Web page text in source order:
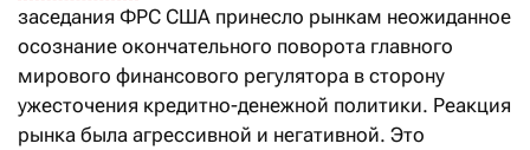
заседания ФРС США принесло рынкам неожиданное
осознание окончательного поворота главного
мирового финансового регулятора в сторону
ужесточения кредитно-денежной политики. Реакция
рынка была агрессивной и негативной. Это